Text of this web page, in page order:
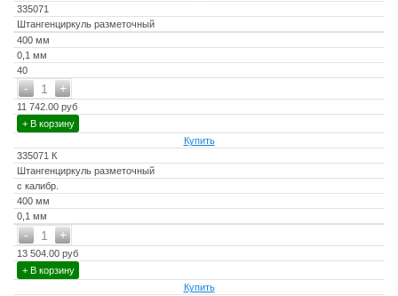
335071
Штангенциркуль разметочный
400 мм
0,1 мм
40
+
- 1
11 742.00 руб
+ В корзину
Купить
335071 К
Штангенциркуль разметочный
с калибр.
400 мм
0,1 мм
+
- 1
13 504.00 руб
+ В корзину
Купить